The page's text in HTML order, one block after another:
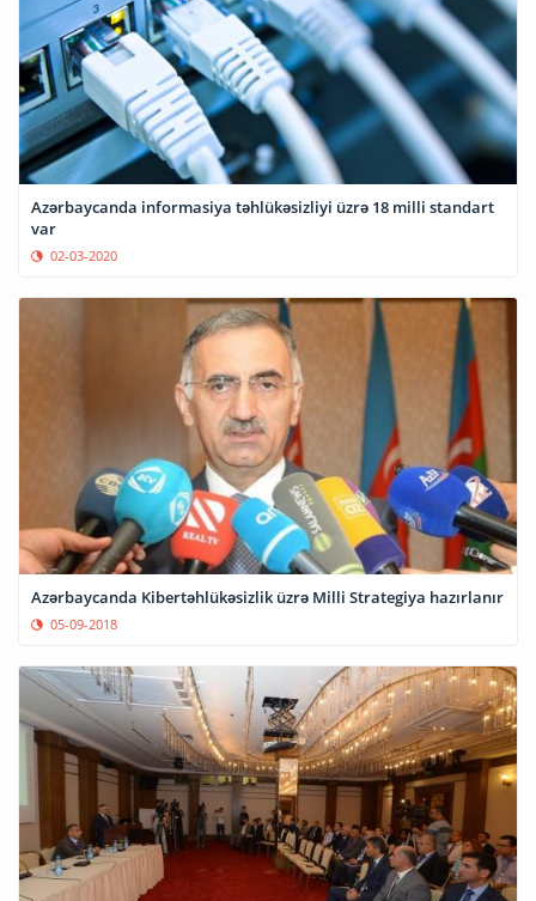
Azərbaycanda informasiya təhlükəsizliyi üzrə 18 milli standart
var
02-03-2020
Azərbaycanda Kibertəhlükəsizlik üzrə Milli Strategiya hazırlanır
05-09-2018